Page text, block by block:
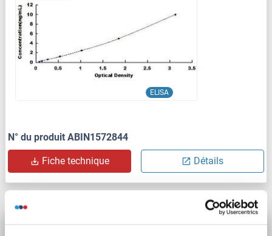
ELISA
N° du produit ABIN1572844
Fiche technique Détails
TNS3 Kit ELISA